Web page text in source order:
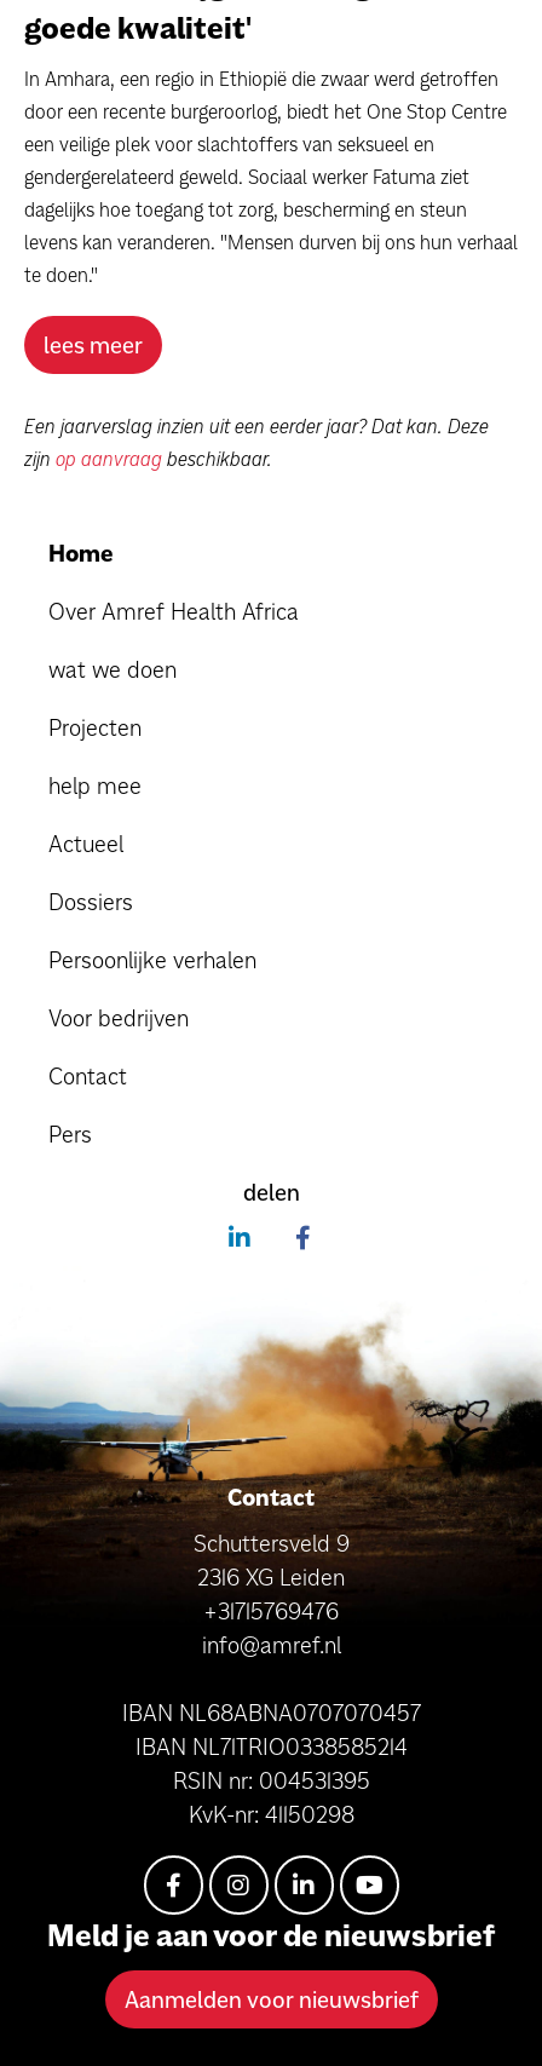
goede kwaliteit'
In Amhara, een regio in Ethiopië die zwaar werd getroffen
door een recente burgeroorlog, biedt het One Stop Centre
een veilige plek voor slachtoffers van seksueel en
gendergerelateerd geweld. Sociaal werker Fatuma ziet
dagelijks hoe toegang tot zorg, bescherming en steun
levens kan veranderen. "Mensen durven bij ons hun verhaal
te doen."
lees meer
Een jaarverslag inzien uit een eerder jaar? Dat kan. Deze
zijn op aanvraag beschikbaar.
Home
Over Amref Health Africa
wat we doen
Projecten
help mee
Actueel
Dossiers
Persoonlijke verhalen
Voor bedrijven
Contact
Pers
delen
Contact
Schuttersveld 9
2316 XG Leiden
+31715769476
info@amref.nl
IBAN NL68ABNA0707070457
IBAN NL71TRIO0338585214
RSIN nr: 004531395
KvK-nr: 41150298
Meld je aan voor de nieuwsbrief
Aanmelden voor nieuwsbrief